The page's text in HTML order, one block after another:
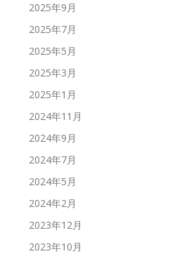
2025年9月
2025年7月
2025年5月
2025年3月
2025年1月
2024年11月
2024年9月
2024年7月
2024年5月
2024年2月
2023年12月
2023年10月